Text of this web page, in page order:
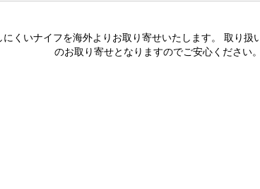
くいナイフを海外よりお取り寄せいたします。 取り扱
のお取り寄せとなりますのでご安心ください。